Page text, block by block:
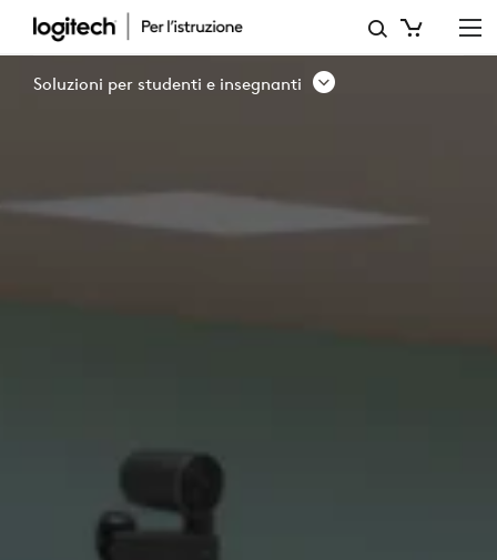
AMBIENTI
DISoluzioni per studenti e insegnanti